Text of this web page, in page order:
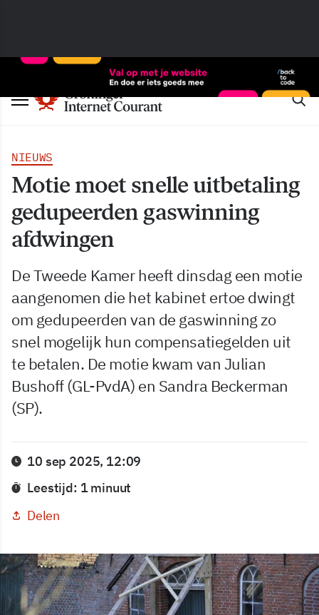
NIEUWS
Motie moet snelle uitbetaling
gedupeerden gaswinning
afdwingen
De Tweede Kamer heeft dinsdag een motie
aangenomen die het kabinet ertoe dwingt
om gedupeerden van de gaswinning zo
snel mogelijk hun compensatiegelden uit
te betalen. De motie kwam van Julian
Bushoff (GL-PvdA) en Sandra Beckerman
(SP).
10 sep 2025, 12:09
Leestijd: 1 minuut
Delen